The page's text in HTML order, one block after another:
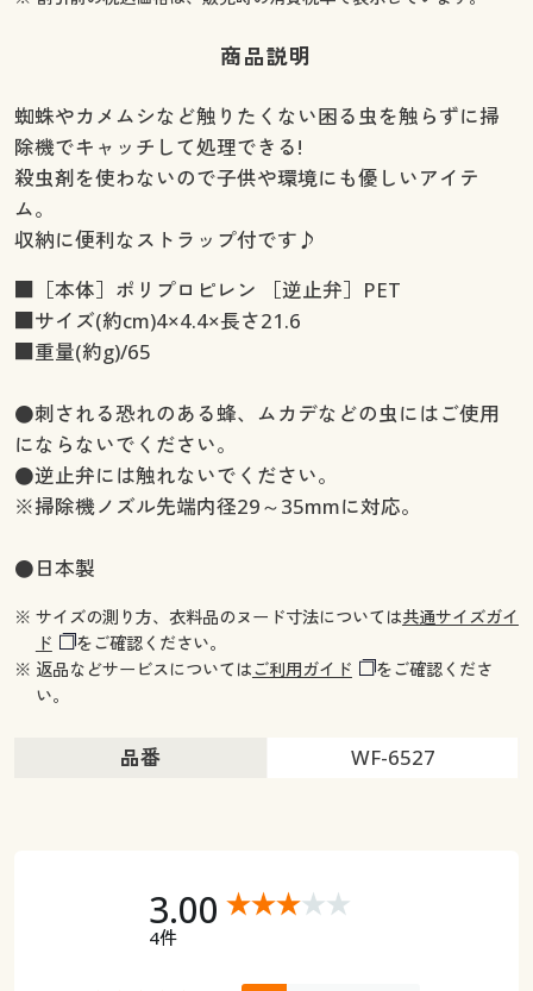
商品説明
蜘蛛やカメムシなど触りたくない困る虫を触らずに掃
除機でキャッチして処理できる!
殺虫剤を使わないので子供や環境にも優しいアイテ
ム。
収納に便利なストラップ付です♪
■［本体］ポリプロピレン ［逆止弁］PET
■サイズ(約cm)4×4.4×長さ21.6
■重量(約g)/65
●刺される恐れのある蜂、ムカデなどの虫にはご使用
にならないでください。
●逆止弁には触れないでください。
※掃除機ノズル先端内径29～35mmに対応。
●日本製
※ サイズの測り方、衣料品のヌード寸法については共通サイズガイ
ド
をご確認ください。
※ 返品などサービスについてはご利用ガイド
をご確認くださ
い。
品番 WF-6527
3.00
4件